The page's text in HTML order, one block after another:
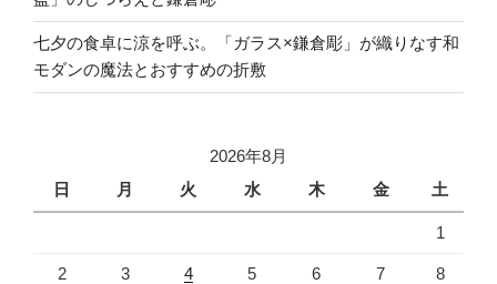
七夕の食卓に涼を呼ぶ。「ガラス×鎌倉彫」が織りなす和
モダンの魔法とおすすめの折敷
2026年8月
日
月 火 水 木 金 土
1
2 3 4 5 6 7 8